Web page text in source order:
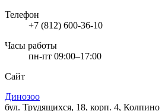
Телефон
+7 (812) 600-36-10
Часы работы
пн-пт 09:00–17:00
Сайт
Динозоо
бул. Трудящихся, 18, корп. 4, Колпино